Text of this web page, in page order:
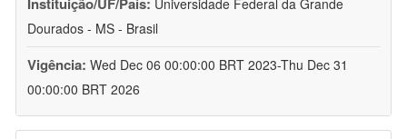
Universidade Federal da Grande
Dourados - MS - Brasil
Vigência: Wed Dec 06 00:00:00 BRT 2023-Thu Dec 31
00:00:00 BRT 2026